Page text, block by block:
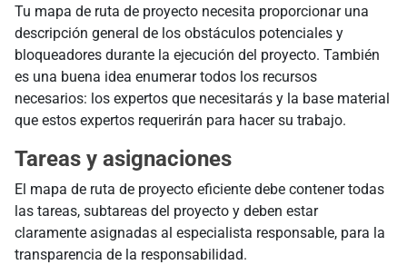
Tu mapa de ruta de proyecto necesita proporcionar una
descripción general de los obstáculos potenciales y
bloqueadores durante la ejecución del proyecto. También
es una buena idea enumerar todos los recursos
necesarios: los expertos que necesitarás y la base material
que estos expertos requerirán para hacer su trabajo.
Tareas y asignaciones
El mapa de ruta de proyecto eficiente debe contener todas
las tareas, subtareas del proyecto y deben estar
claramente asignadas al especialista responsable, para la
transparencia de la responsabilidad.